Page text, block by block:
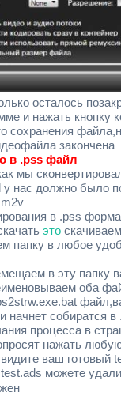
осталось
и нажать кнопку
сохранения
закончена
в .pss файл
мы
у нас должно было
в .pss
это
папку в любое
в эту папку
оба
начнет собиратся
процесса в
нажать
ваш готовый
можете